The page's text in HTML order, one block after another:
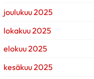
joulukuu 2025
lokakuu 2025
elokuu 2025
kesäkuu 2025